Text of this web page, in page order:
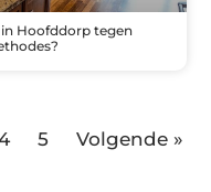
Hoofddorp tegen
5 Volgende »